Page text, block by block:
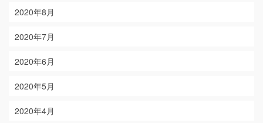
2020年8月
2020年7月
2020年6月
2020年5月
2020年4月